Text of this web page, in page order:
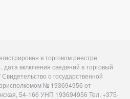
в торговом реестре
включения сведений в торговый
о государственной
№ 193694956 от
54-166 УНП 193694956 Тел. +375-